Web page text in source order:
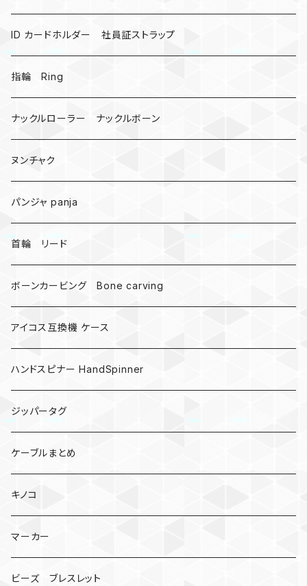
ミツバチ
AirTag
戦国武将、侍
悪魔の鍵
爬虫類、蛇
DNA 螺旋
受注作成_名入り、ネーム
ID カードホルダー 社員証ストラップ
指輪 Ring
ナックルローラー ナックルボーン
ヌンチャク
パンジャ panja
首輪 リード
ボーンカービング Bone carving
アイコス互換機 ケース
ハンドスピナー HandSpinner
ジッパータグ
ケーブルまとめ
キノコ
マーカー
ビーズ ブレスレット